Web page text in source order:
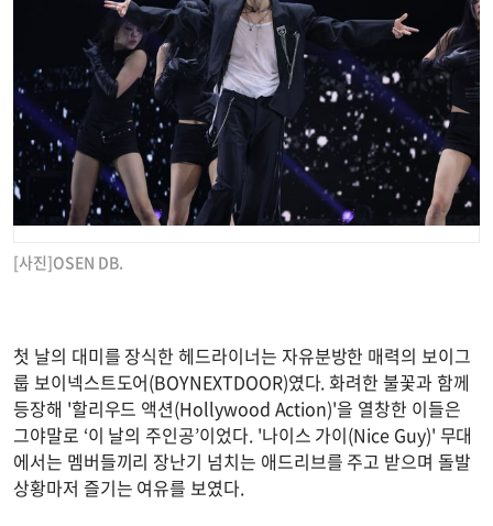
[사진]OSEN DB.
첫 날의 대미를 장식한 헤드라이너는 자유분방한 매력의 보이그
룹 보이넥스트도어(BOYNEXTDOOR)였다. 화려한 불꽃과 함께
등장해 '할리우드 액션(Hollywood Action)'을 열창한 이들은
그야말로 ‘이 날의 주인공’이었다. '나이스 가이(Nice Guy)' 무대
에서는 멤버들끼리 장난기 넘치는 애드리브를 주고 받으며 돌발
상황마저 즐기는 여유를 보였다.